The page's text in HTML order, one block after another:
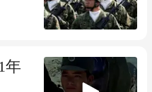
年